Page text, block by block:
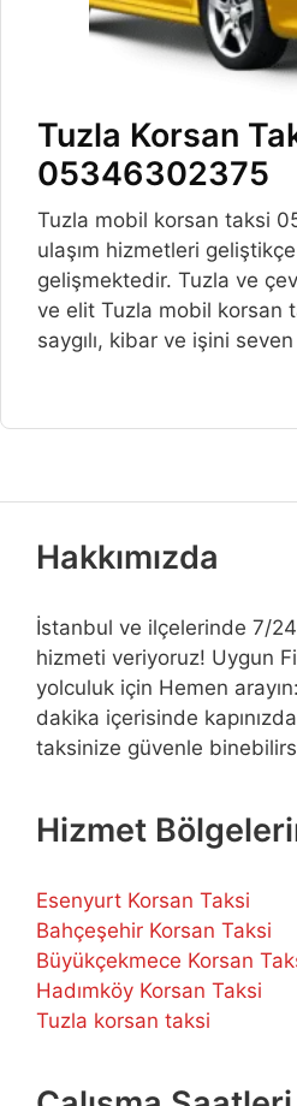
Tuzla Korsan
05346302375
Tuzla mobil korsan taksi
ulaşım hizmetleri geliştikçe
gelişmektedir. Tuzla ve
ve elit Tuzla mobil korsan
saygılı, kibar ve işini seven
Hakkımızda
İstanbul ve ilçelerinde 7/
hizmeti veriyoruz! Uygun
yolculuk için Hemen
dakika içerisinde
taksinize güvenle
Hizmet
Esenyurt Korsan Taksi
Bahçeşehir Korsan Taksi
Büyükçekmece Korsan
Hadımköy Korsan Taksi
Tuzla korsan taksi